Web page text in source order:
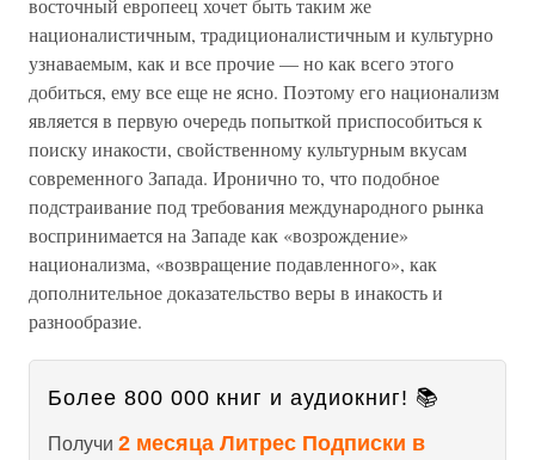
восточный европеец хочет быть таким же
националистичным, традиционалистичным и культурно
узнаваемым, как и все прочие — но как всего этого
добиться, ему все еще не ясно. Поэтому его национализм
является в первую очередь попыткой приспособиться к
поиску инакости, свойственному культурным вкусам
современного Запада. Иронично то, что подобное
подстраивание под требования международного рынка
воспринимается на Западе как «возрождение»
национализма, «возвращение подавленного», как
дополнительное доказательство веры в инакость и
разнообразие.
Более 800 000 книг и аудиокниг! 📚
Получи 2 месяца Литрес Подписки в